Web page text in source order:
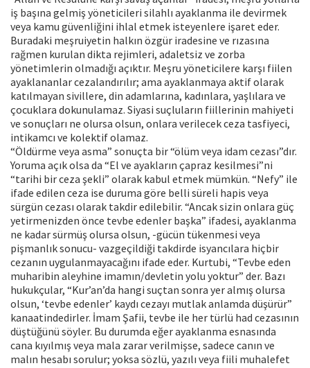
iş başına gelmiş yöneticileri silahlı ayaklanma ile devirmek
veya kamu güvenliğini ihlal etmek isteyenlere işaret eder.
Buradaki meşruiyetin halkın özgür iradesine ve rızasına
rağmen kurulan dikta rejimleri, adaletsiz ve zorba
yönetimlerin olmadığı açıktır. Meşru yöneticilere karşı fiilen
ayaklananlar cezalandırılır; ama ayaklanmaya aktif olarak
katılmayan sivillere, din adamlarına, kadınlara, yaşlılara ve
çocuklara dokunulamaz. Siyasi suçluların fiillerinin mahiyeti
ve sonuçları ne olursa olsun, onlara verilecek ceza tasfiyeci,
intikamcı ve kolektif olamaz.
“Öldürme veya asma” sonuçta bir “ölüm veya idam cezası”dır.
Yoruma açık olsa da “El ve ayakların çapraz kesilmesi”ni
“tarihi bir ceza şekli” olarak kabul etmek mümkün. “Nefy” ile
ifade edilen ceza ise duruma göre belli süreli hapis veya
sürgün cezası olarak takdir edilebilir. “Ancak sizin onlara güç
yetirmenizden önce tevbe edenler başka” ifadesi, ayaklanma
ne kadar sürmüş olursa olsun, -gücün tükenmesi veya
pişmanlık sonucu- vazgeçildiği takdirde isyancılara hiçbir
cezanın uygulanmayacağını ifade eder. Kurtubi, “Tevbe eden
muharibin aleyhine imamın/devletin yolu yoktur” der. Bazı
hukukçular, “Kur’an’da hangi suçtan sonra yer almış olursa
olsun, ‘tevbe edenler’ kaydı cezayı mutlak anlamda düşürür”
kanaatindedirler. İmam Şafii, tevbe ile her türlü had cezasının
düştüğünü söyler. Bu durumda eğer ayaklanma esnasında
cana kıyılmış veya mala zarar verilmişse, sadece canın ve
malın hesabı sorulur; yoksa sözlü, yazılı veya fiili muhalefet